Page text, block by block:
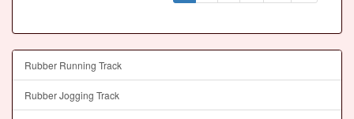
Rubber Running Track
Rubber Jogging Track